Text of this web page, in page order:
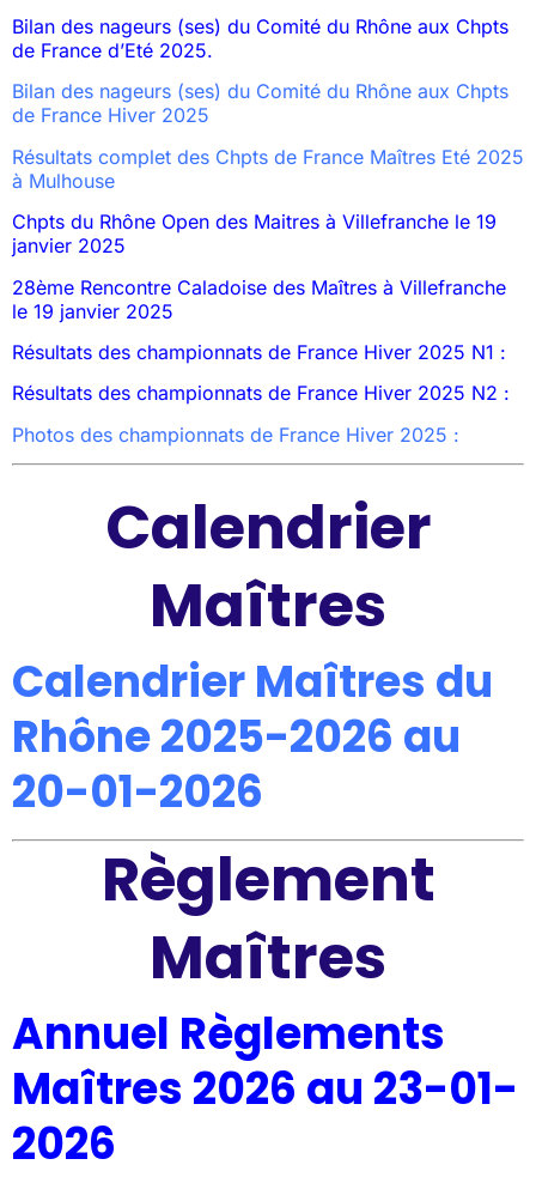
Bilan des nageurs (ses) du Comité du Rhône aux Chpts
de France d’Eté 2025.
Bilan des nageurs (ses) du Comité du Rhône aux Chpts
de France Hiver 2025
Résultats complet des Chpts de France Maîtres Eté 2025
à Mulhouse
Chpts du Rhône Open des Maitres à Villefranche le 19
janvier 2025
28ème Rencontre Caladoise des Maîtres à Villefranche
le 19 janvier 2025
Résultats des championnats de France Hiver 2025 N1 :
Résultats des championnats de France Hiver 2025 N2 :
Photos des championnats de France Hiver 2025 :
Calendrier
Maîtres
Calendrier Maîtres du
Rhône 2025-2026 au
20-01-2026
Règlement
Maîtres
Annuel Règlements
Maîtres 2026 au 23-01-
2026